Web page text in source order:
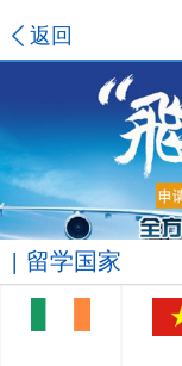
返回
留学国家